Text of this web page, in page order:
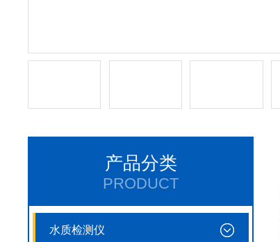
产品分类
PRODUCT
水质检测仪